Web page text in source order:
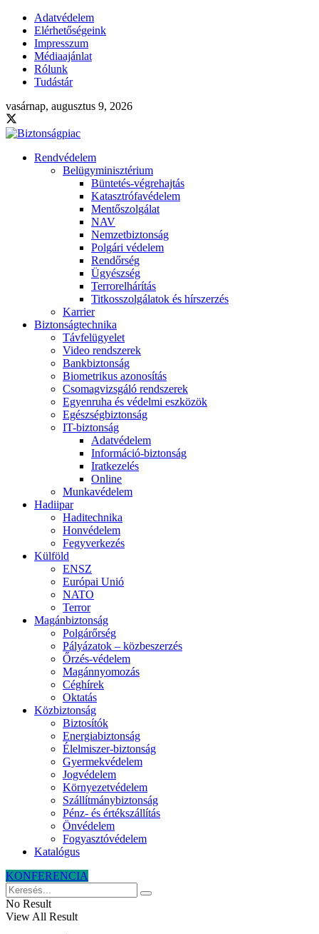
Adatvédelem
Elérhetőségeink
Impresszum
Médiaajánlat
Rólunk
Tudástár
vasárnap, augusztus 9, 2026
Rendvédelem
Belügyminisztérium
Büntetés-végrehajtás
Katasztrófavédelem
Mentőszolgálat
NAV
Nemzetbiztonság
Polgári védelem
Rendőrség
Ügyészség
Terrorelhárítás
Titkosszolgálatok és hírszerzés
Karrier
Biztonságtechnika
Távfelügyelet
Video rendszerek
Bankbiztonság
Biometrikus azonosítás
Csomagvizsgáló rendszerek
Egyenruha és védelmi eszközök
Egészségbiztonság
IT-biztonság
Adatvédelem
Információ-biztonság
Iratkezelés
Online
Munkavédelem
Hadiipar
Haditechnika
Honvédelem
Fegyverkezés
Külföld
ENSZ
Európai Unió
NATO
Terror
Magánbiztonság
Polgárőrség
Pályázatok – közbeszerzés
Őrzés-védelem
Magánnyomozás
Céghírek
Oktatás
Közbiztonság
Biztosítók
Energiabiztonság
Élelmiszer-biztonság
Gyermekvédelem
Jogvédelem
Környezetvédelem
Szállítmánybiztonság
Pénz- és értékszállítás
Önvédelem
Fogyasztóvédelem
Katalógus
KONFERENCIA
No Result
View All Result